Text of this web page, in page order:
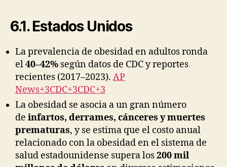
6.1. Estados Unidos
La prevalencia de obesidad en adultos ronda
el40–42% según datos de CDC y reportes
recientes (2017–2023). AP
News+3CDC+3CDC+3
La obesidad se asocia a un gran número
de infartos, derrames, cánceres y muertes
prematuras, y se estima que el costo anual
relacionado con la obesidad en el sistema de
salud estadounidense supera los200 mil